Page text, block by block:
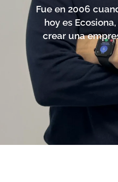
Fue en 2006
hoy es
crear una